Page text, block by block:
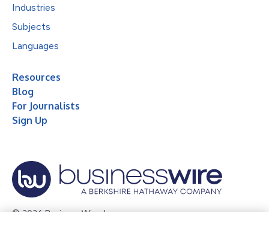
Industries
Subjects
Languages
Resources
Blog
For Journalists
Sign Up
© 2026 Business Wire, Inc.